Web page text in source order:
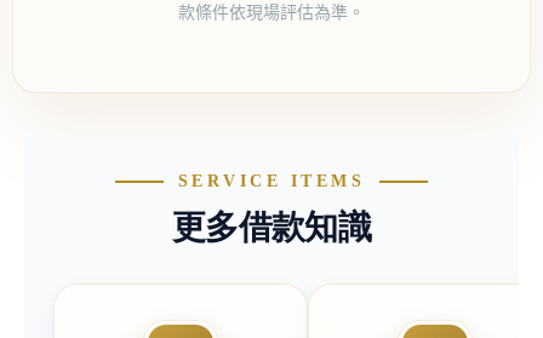
款條件依現場評估為準。
快速分類連結(左右可滑動)SERVICE ITEMS
更多借款知識